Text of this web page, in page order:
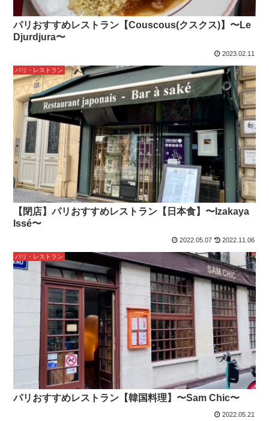
パリおすすめレストラン【Couscous(クスクス)】〜Le
Djurdjura〜
2023.02.11
パリ・レストラン
【閉店】パリおすすめレストラン【日本食】〜Izakaya
Issé〜
2022.05.07 2022.11.06
パリ・レストラン
パリおすすめレストラン【韓国料理】〜Sam Chic〜
2022.05.21